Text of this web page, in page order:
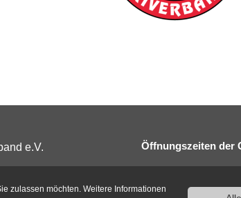
e.V.
0
Öffnungszeiten der
Dienstag:
8:30
zulassen möchten. Weitere Informationen